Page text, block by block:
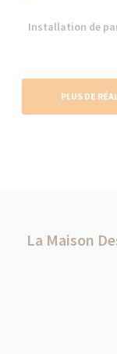
Installation de
PLUS DE
La Maison